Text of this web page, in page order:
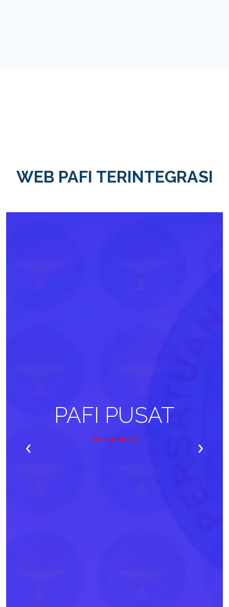
WEB PAFI TERINTEGRASI
PAFI PUSAT
Pusatpafi.id
‹ ›